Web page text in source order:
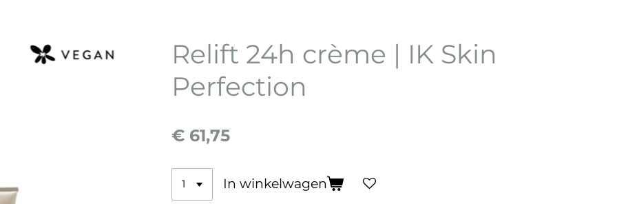
Relift 24h crème | IK Skin
Perfection
€ 61,75
In winkelwagen